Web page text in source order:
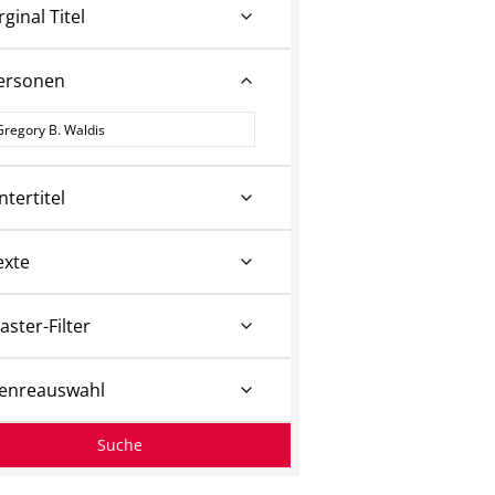
Titel
Filter
Suche